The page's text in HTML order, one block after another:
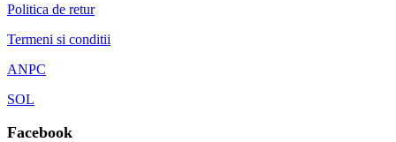
Politica de retur
Termeni si conditii
ANPC
SOL
Facebook